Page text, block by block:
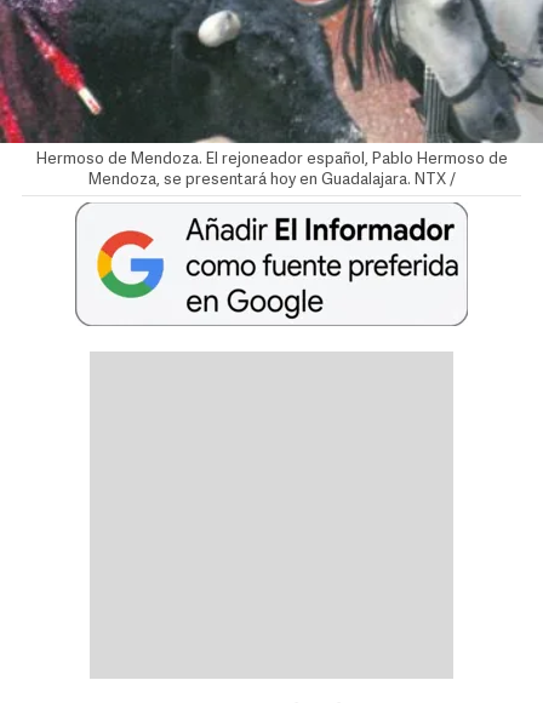
Hermoso de Mendoza. El rejoneador español, Pablo Hermoso de
Mendoza, se presentará hoy en Guadalajara. NTX /